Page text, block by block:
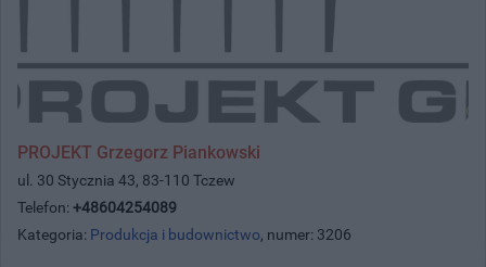
PROJEKT Grzegorz Piankowski
ul. 30 Stycznia 43, 83-110 Tczew
Telefon: +48604254089
Kategoria: Produkcja i budownictwo, numer: 3206